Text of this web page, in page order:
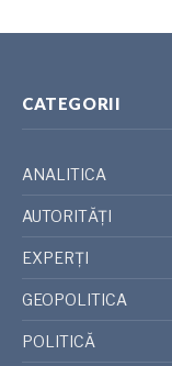
CATEGORII
ANALITICA
AUTORITĂȚI
EXPERȚI
GEOPOLITICA
POLITICĂ